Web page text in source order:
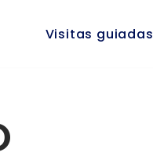
Visitas guiadas